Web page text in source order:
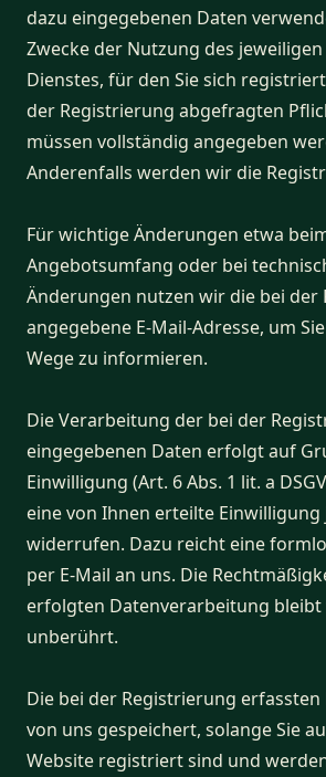
dazu eingegebenen Daten
Zwecke der Nutzung des
Dienstes, für den Sie sich
der Registrierung abgefragten
müssen vollständig angegeben
Anderenfalls werden wir die
Für wichtige Änderungen etwa
Angebotsumfang oder bei
Änderungen nutzen wir die bei der
angegebene E-Mail-Adresse, um
Wege zu informieren.
Die Verarbeitung der bei der
eingegebenen Daten erfolgt auf
Einwilligung (Art. 6 Abs. 1 lit. a
eine von Ihnen erteilte
widerrufen. Dazu reicht eine
per E-Mail an uns. Die
erfolgten Datenverarbeitung
unberührt.
Die bei der Registrierung
von uns gespeichert, solange Sie
Website registriert sind und